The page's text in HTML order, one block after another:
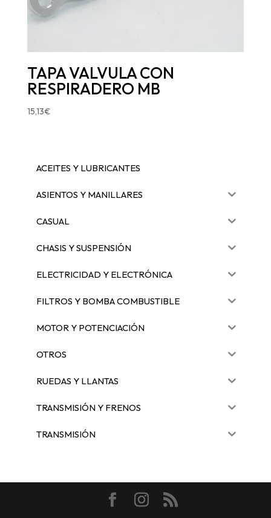
TAPA VALVULA CON
RESPIRADERO MB
15,13€
ACEITES Y LUBRICANTES
ASIENTOS Y MANILLARES
CASUAL
CHASIS Y SUSPENSIÓN
ELECTRICIDAD Y ELECTRÓNICA
FILTROS Y BOMBA COMBUSTIBLE
MOTOR Y POTENCIACIÓN
OTROS
RUEDAS Y LLANTAS
TRANSMISIÓN Y FRENOS
TRANSMISIÓN